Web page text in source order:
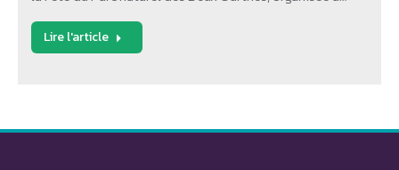
Lire l'article